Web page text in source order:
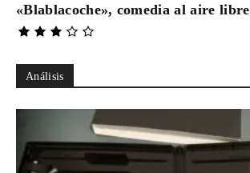
«Blablacoche», comedia al aire libre
Análisis